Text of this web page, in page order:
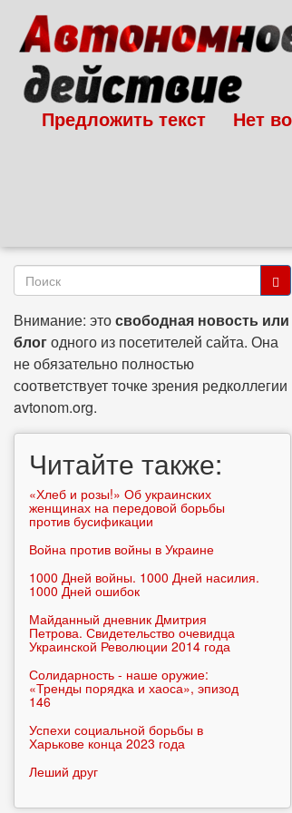
основному
содержанию
Предложить текст Нет
Форма
поиска
Внимание: этосвободная новость или
блогодного из посетителей сайта. Она
не обязательно полностью
соответствует точке зрения редколлегии
avtonom.org.
Читайте также:
«Хлеб и розы!» Об украинских
женщинах на передовой борьбы
против бусификации
Война против войны в Украине
1000 Дней войны. 1000 Дней насилия.
1000 Дней ошибок
Майданный дневник Дмитрия
Петрова. Свидетельство очевидца
Украинской Революции 2014 года
Солидарность - наше оружие:
«Тренды порядка и хаоса», эпизод
146
Успехи социальной борьбы в
Харькове конца 2023 года
Леший друг